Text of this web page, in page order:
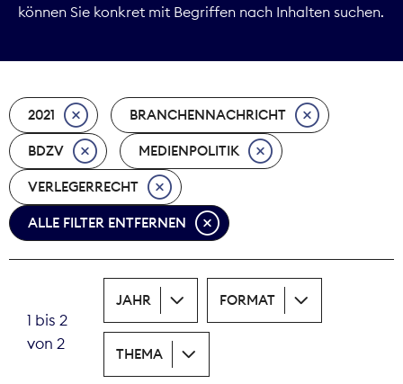
Marktdaten
Nachhaltigkeit
Nachwuchs
Nova Award
können Sie konkret mit Begriffen nach Inhalten suchen.
2021 BRANCHENNACHRICHT
BDZV MEDIENPOLITIK
VERLEGERRECHT
ALLE FILTER ENTFERNEN
1 bis 2
von 2
JAHR FORMAT
THEMA